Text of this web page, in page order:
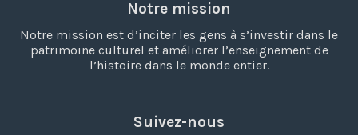
Notre mission
Notre mission est d’inciter les gens à s’investir dans le
patrimoine culturel et améliorer l’enseignement de
l’histoire dans le monde entier.
Suivez-nous